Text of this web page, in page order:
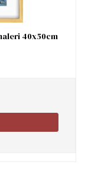
40x50cm